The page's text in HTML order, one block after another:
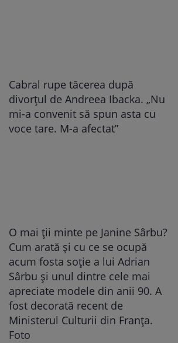
Cabral rupe tăcerea după
divorțul de Andreea Ibacka. „Nu
mi-a convenit să spun asta cu
voce tare. M-a afectat”
O mai ții minte pe Janine Sârbu?
Cum arată și cu ce se ocupă
acum fosta soție a lui Adrian
Sârbu și unul dintre cele mai
apreciate modele din anii 90. A
fost decorată recent de
Ministerul Culturii din Franța.
Foto